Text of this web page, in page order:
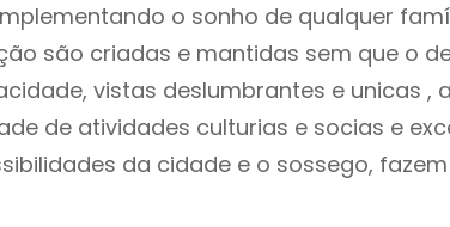
o sonho de qualquer
são criadas e mantidas sem que o
vistas deslumbrantes e unicas ,
de atividades culturias e socias e
da cidade e o sossego,